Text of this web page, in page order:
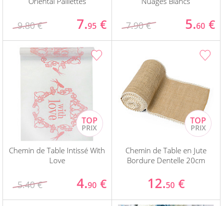
9.80 € 7.95 € 7.90 € 5.60 €
Chemin de Table Intissé With
Love
5.40 € 4.90 €
Chemin de Table en Jute
Bordure Dentelle 20cm
12.50 €